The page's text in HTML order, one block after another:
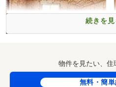
西戸崎保育園まで835m
構造・工法・仕様
続きを見
物件を見たい、住
無料・簡単